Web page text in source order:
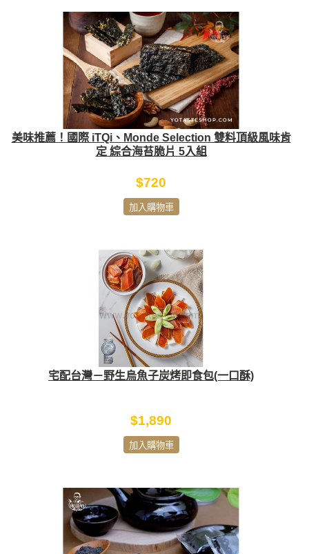
美味推薦！國際 iTQi、Monde Selection 雙料頂級風味肯
定 綜合海苔脆片 5入組
$720
加入購物車
宅配台灣－野生烏魚子炭烤即食包(一口酥)
$1,890
加入購物車